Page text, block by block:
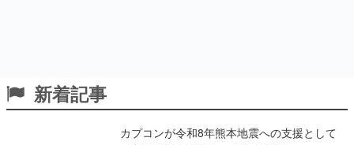
新着記事
カプコンが令和8年熊本地震への支援として